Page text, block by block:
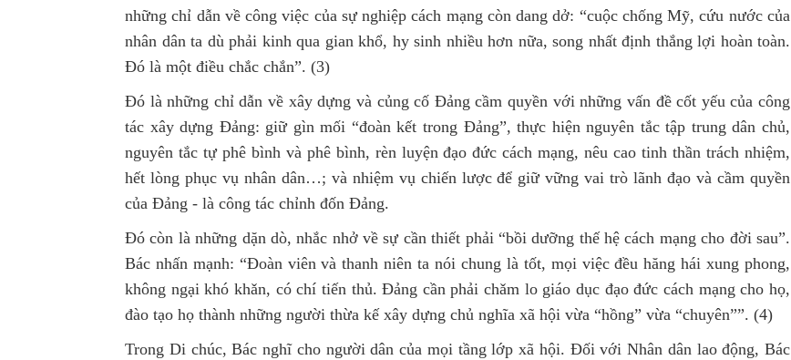
những chỉ dẫn về công việc của sự nghiệp cách mạng còn dang dở: “cuộc chống Mỹ, cứu nước của
nhân dân ta dù phải kinh qua gian khổ, hy sinh nhiều hơn nữa, song nhất định thắng lợi hoàn toàn.
Đó là một điều chắc chắn”. (3)
Đó là những chỉ dẫn về xây dựng và củng cố Đảng cầm quyền với những vấn đề cốt yếu của công
tác xây dựng Đảng: giữ gìn mối “đoàn kết trong Đảng”, thực hiện nguyên tắc tập trung dân chủ,
nguyên tắc tự phê bình và phê bình, rèn luyện đạo đức cách mạng, nêu cao tinh thần trách nhiệm,
hết lòng phục vụ nhân dân…; và nhiệm vụ chiến lược để giữ vững vai trò lãnh đạo và cầm quyền
của Đảng - là công tác chỉnh đốn Đảng.
Đó còn là những dặn dò, nhắc nhở về sự cần thiết phải “bồi dưỡng thế hệ cách mạng cho đời sau”.
Bác nhấn mạnh: “Đoàn viên và thanh niên ta nói chung là tốt, mọi việc đều hăng hái xung phong,
không ngại khó khǎn, có chí tiến thủ. Đảng cần phải chǎm lo giáo dục đạo đức cách mạng cho họ,
đào tạo họ thành những người thừa kế xây dựng chủ nghĩa xã hội vừa “hồng” vừa “chuyên””. (4)
Trong Di chúc, Bác nghĩ cho người dân của mọi tầng lớp xã hội. Đối với Nhân dân lao động, Bác